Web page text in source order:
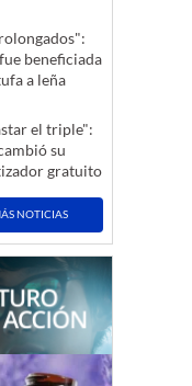
beneficiada
a leña
el triple":
su
gratuito
NOTICIAS